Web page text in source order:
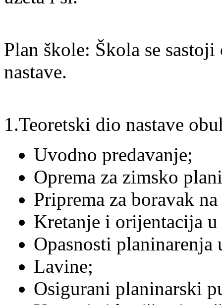
Plan škole: Škola se
nastave.
1.Teoretski dio nastave
Uvodno predavanje;
Oprema za zimsko
Priprema za boravak
Kretanje i orijentacija
Opasnosti
Lavine;
Osigurani planinarski